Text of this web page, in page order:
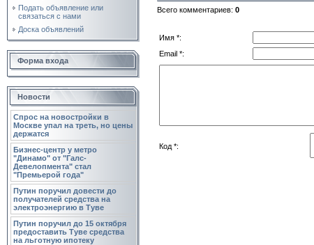
Подать объявление или
связаться с нами
Доска объявлений
Форма входа
Новости
Спрос на новостройки в
Москве упал на треть, но цены
держатся
Бизнес-центр у метро
"Динамо" от "Галс-
Девелопмента" стал
"Премьерой года"
Путин поручил довести до
получателей средства на
электроэнергию в Туве
Путин поручил до 15 октября
предоставить Туве средства
на льготную ипотеку
Всего комментариев: 0
Имя *:
Email *:
Код *: